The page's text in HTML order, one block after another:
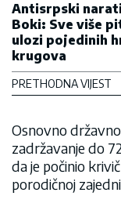
Antisrpski
Boki: Sve više
ulozi pojedinih
krugova
PRETHODNA VIJEST
Osnovno
zadržavanje do
da je počinio
porodičnoj